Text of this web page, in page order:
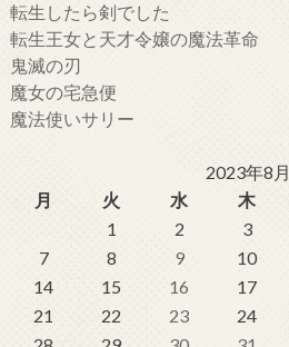
転生したら剣でした
転生王女と天才令嬢の魔法革命
鬼滅の刃
魔女の宅急便
魔法使いサリー
2023年8月
月
火 水 木
1
2 3
7
8 9 10
14
15 16 17
21
22 23 24